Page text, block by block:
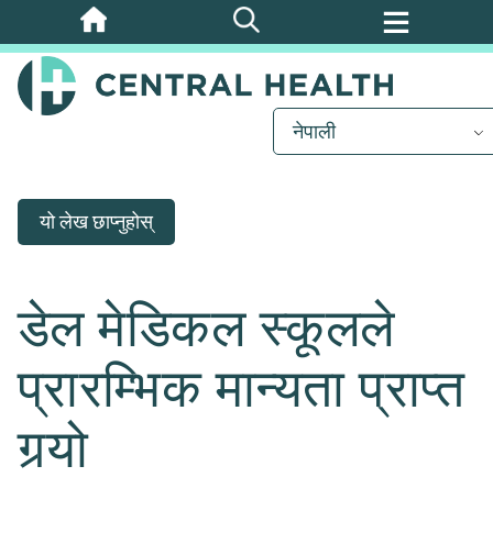
मुख्य
सामग्रीमा
जानुहोस्
नेपाली
यो लेख छाप्नुहोस्
डेल मेडिकल स्कूलले
प्रारम्भिक मान्यता प्राप्त
गर्‍यो